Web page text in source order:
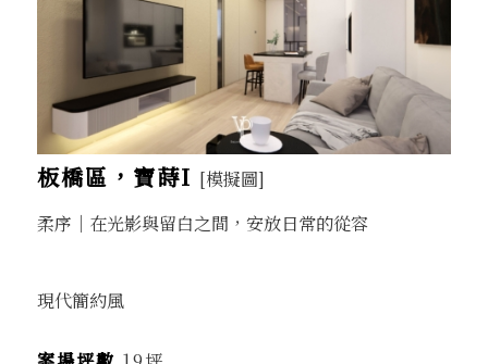
板橋區，寶蒔I [模擬圖]
柔序｜在光影與留白之間，安放日常的從容
現代簡約風